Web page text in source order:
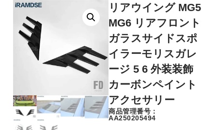
リアウイング MG5
MG6 リアフロント
ガラスサイドスポ
イラーモリスガレ
ージ 5 6 外装装飾
カーボンペイント
アクセサリー
商品管理番号：
AA250205494